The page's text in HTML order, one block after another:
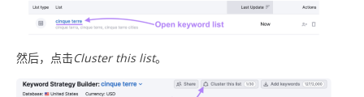
然后，点击Cluster this list。